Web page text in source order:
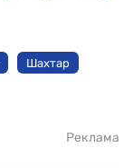
Шахтар
Реклама